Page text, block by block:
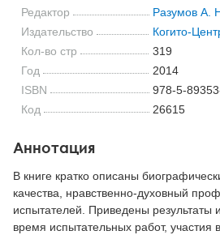
Редактор
Разумов А.
Издательство
Когито-
Кол-во стр
319
Год
2014
ISBN
978-5-
Код
26615
Аннотация
В книге кратко описаны
качества, нравственно-духовный
испытателей. Приведены результаты
время испытательных работ, участия